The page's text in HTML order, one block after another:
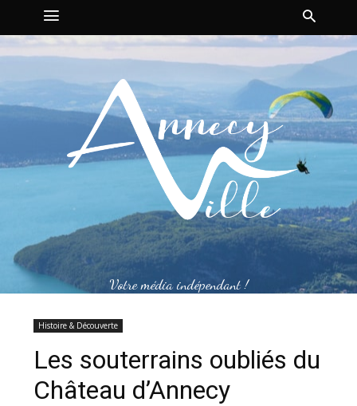
Votre média indépendant !
Histoire & Découverte
Les souterrains oubliés du
Château d’Annecy